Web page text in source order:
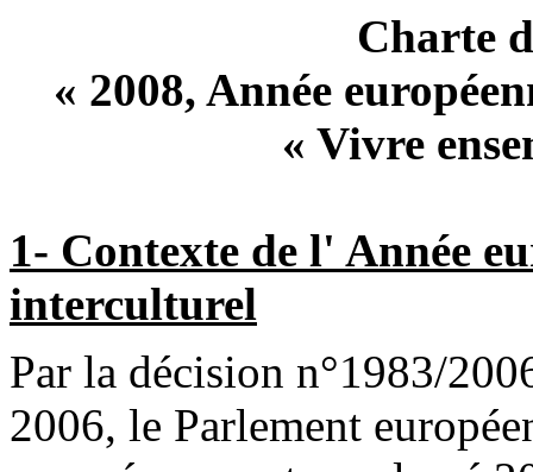
Charte
« 2008, Année
« Vivre
1- Contexte de l' Année
interculturel
Par la décision n°1983/
2006, le Parlement